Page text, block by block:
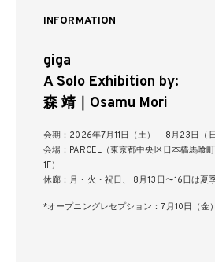
INFORMATION
giga
A Solo Exhibition by:
森 靖｜Osamu Mori
会期：2026年7⽉11日（⼟） – 8⽉23⽇（
会場：PARCEL（東京都中央区⽇本橋⾺喰
1F）
休廊：⽉・⽕・祝⽇、 8⽉13⽇〜16⽇は夏
*オープニングレセプション：7月10日（金